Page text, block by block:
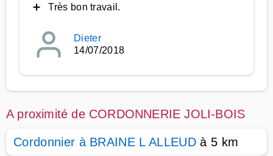
➕ Très bon travail.
Dieter
14/07/2018
A proximité de CORDONNERIE JOLI-BOIS
Cordonnier à BRAINE L ALLEUDà 5 km